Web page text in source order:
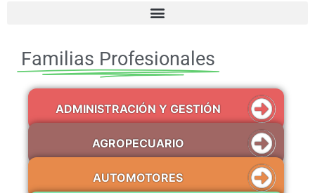
Familias Profesionales
ADMINISTRACIÓN Y GESTIÓN
AGROPECUARIO
AUTOMOTORES